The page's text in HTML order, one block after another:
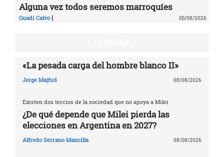
Alguna vez todos seremos marroquíes
Guadi Calvo | 05/08/2026
«La pesada carga del hombre blanco II»
Jorge Majfud 08/08/2026
Existen dos tercios de la sociedad que no apoya a Milei
¿De qué depende que Milei pierda las
elecciones en Argentina en 2027?
Alfredo Serrano Mancilla 08/08/2026